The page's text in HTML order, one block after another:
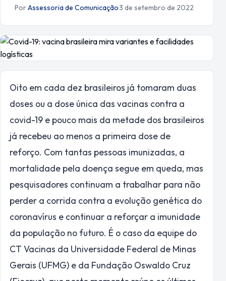
PorAssessoria de Comunicação·3 de setembro de 2022
Oito em cada dez brasileiros já tomaram duas
doses ou a dose única das vacinas contra a
covid-19 e pouco mais da metade dos brasileiros
já recebeu ao menos a primeira dose de
reforço. Com tantas pessoas imunizadas, a
mortalidade pela doença segue em queda, mas
pesquisadores continuam a trabalhar para não
perder a corrida contra a evolução genética do
coronavírus e continuar a reforçar a imunidade
da população no futuro. É o caso da equipe do
CT Vacinas da Universidade Federal de Minas
Gerais (UFMG) e da Fundação Oswaldo Cruz